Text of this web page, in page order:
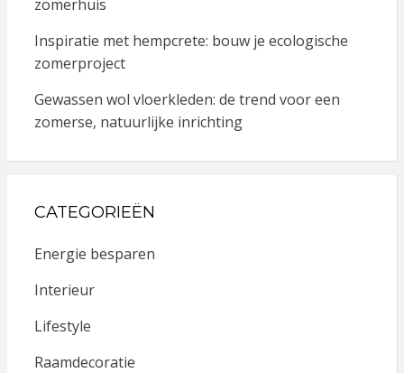
zomerhuis
Inspiratie met hempcrete: bouw je ecologische
zomerproject
Gewassen wol vloerkleden: de trend voor een
zomerse, natuurlijke inrichting
CATEGORIEËN
Energie besparen
Interieur
Lifestyle
Raamdecoratie